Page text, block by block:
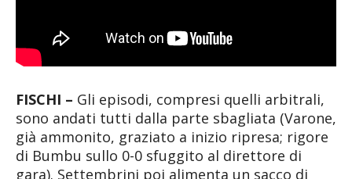
FISCHI – Gli episodi, compresi quelli arbitrali,
sono andati tutti dalla parte sbagliata (Varone,
già ammonito, graziato a inizio ripresa; rigore
di Bumbu sullo 0-0 sfuggito al direttore di
gara). Settembrini poi alimenta un sacco di